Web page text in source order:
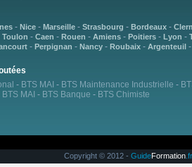
- Nice- Marseille- Strasbourg - Bordeaux-
Toulon - Caen - Rouen - Amiens- Poitiers- Lyon -
- Perpignan - Nancy- Roubaix- Argenteuil
- BTS MAI - BTS Maintenance Industrielle -
BTS MAI - BTS Banque - BTS Chimiste
Copyright © 2012 - GuideFormation.fr